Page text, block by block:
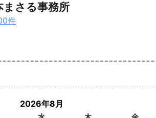
まさる事務所
件
2026年8月